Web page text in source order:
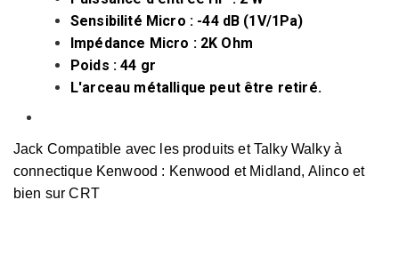
Sensibilité Micro : -44 dB (1V/1Pa)
Impédance Micro : 2K Ohm
Poids : 44 gr
L'arceau métallique peut être retiré.
Jack Compatible avec les produits et Talky Walky à
connectique Kenwood : Kenwood et Midland, Alinco et
bien sur CRT